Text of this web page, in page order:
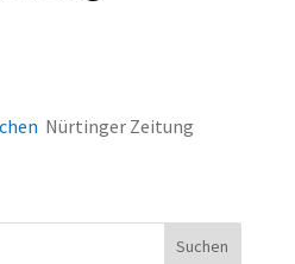
Nürtinger Zeitung
Suchen